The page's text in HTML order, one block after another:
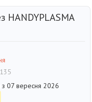
HANDYPLASMA
з 07 вересня 2026